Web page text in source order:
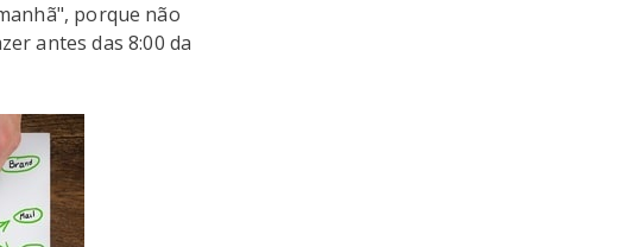
porque não
antes das 8:00 da